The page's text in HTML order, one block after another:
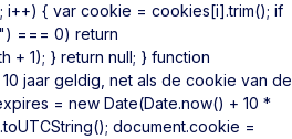
i++) { var cookie = cookies[i].trim(); if
=== 0) return
+ 1); } return null; } function
jaar geldig, net als de cookie van de
= new Date(Date.now() + 10 *
document.cookie =